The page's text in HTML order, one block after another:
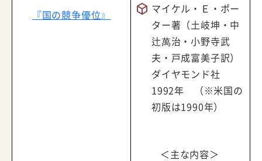
『国の競争優位』
マイケル・Ｅ・ポー
ター著（土岐坤・中
辻萬治・小野寺武
夫・戸成富美子訳）
ダイヤモンド社
1992年 （※米国の
初版は1990年）
＜主な内容＞